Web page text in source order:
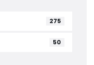
275
50